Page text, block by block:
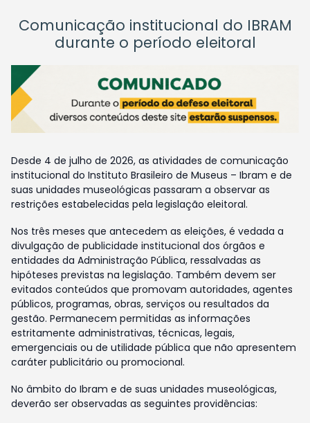
Comunicação institucional do IBRAM
durante o período eleitoral
Desde 4 de julho de 2026, as atividades de comunicação
institucional do Instituto Brasileiro de Museus – Ibram e de
suas unidades museológicas passaram a observar as
restrições estabelecidas pela legislação eleitoral.
Nos três meses que antecedem as eleições, é vedada a
divulgação de publicidade institucional dos órgãos e
entidades da Administração Pública, ressalvadas as
hipóteses previstas na legislação. Também devem ser
evitados conteúdos que promovam autoridades, agentes
públicos, programas, obras, serviços ou resultados da
gestão. Permanecem permitidas as informações
estritamente administrativas, técnicas, legais,
emergenciais ou de utilidade pública que não apresentem
caráter publicitário ou promocional.
No âmbito do Ibram e de suas unidades museológicas,
deverão ser observadas as seguintes providências: